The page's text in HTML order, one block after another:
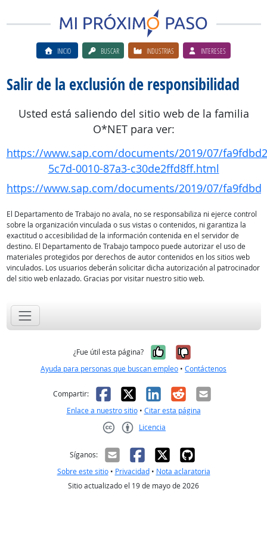
INICIO BUSCAR INDUSTRIAS INTERESES
Salir de la exclusión de responsibilidad
Usted está saliendo del sitio web de la familia
O*NET para ver:
https://www.sap.com/documents/2019/07/
5c7d-0010-87a3-c30de2ffd8ff.html
https://www.sap.com/documents/2019/07/
El Departamento de Trabajo no avala, no se responsabiliza ni ejerce control
sobre la organización vinculada o sus vistas o contenidos, ni garantiza la
exactitud o accesibilidad de la información contenida en el servidor de
destino. El Departamento de Trabajo tampoco puede autorizar el uso de
materiales protegidos por derechos de autor contenidos en los sitios web
vinculados. Los usuarios deberán solicitar dicha autorización al patrocinador
del sitio web enlazado. Gracias por visitar nuestro sitio web.
¿Fue útil esta página? Sí, fue útil
No, no fue
Ayuda para personas que buscan empleo • Contáctenos
Compartir: Facebook
X LinkedIn
RedditCorreo
Enlace a nuestro sitio• Citar esta página
Licencia
Síganos:
Sobre este sitio• Privacidad• Nota aclaratoria
Sitio actualizado el 19 de mayo de 2026